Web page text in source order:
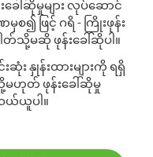
ေါ်ဆိုမှုများ လုပ်ဆောင်
စ၍ ဖြင့် ဂရိ - ကြိုးဖုန်း
မဆို ဖုန်းခေါ်ဆိုပါ။
နှုန်းထားများကို ရရှိ
မဟုတ် ဖုန်းခေါ်ဆိုမှု
ယူပါ။